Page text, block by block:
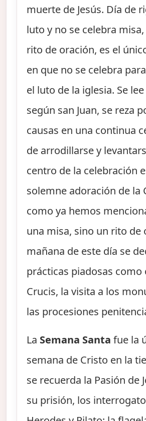
muerte de Jesús. Día de
luto y no se celebra
rito de oración, es el
en que no se celebra
el luto de la iglesia. Se
según san Juan, se reza
causas en una continua
de arrodillarse y
centro de la celebración
solemne adoración de la
como ya hemos
una misa, sino un rito de
mañana de este día se
prácticas piadosas como
Crucis, la visita a los
las procesiones
La Semana Santa fue la
semana de Cristo en la
se recuerda la Pasión de
su prisión, los